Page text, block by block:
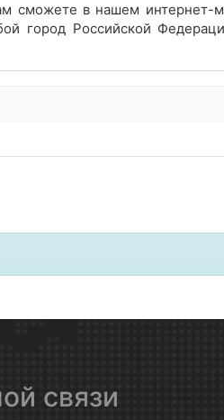
сможете в нашем интернет-
город Российской
связи